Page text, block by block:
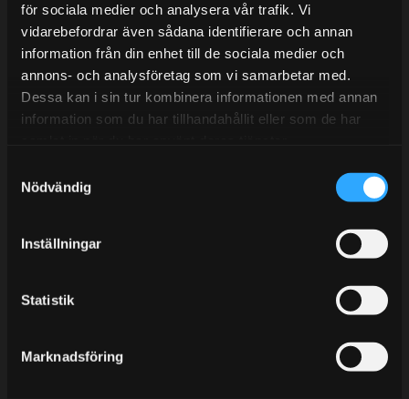
för sociala medier och analysera vår trafik. Vi
vidarebefordrar även sådana identifierare och annan
information från din enhet till de sociala medier och
annons- och analysföretag som vi samarbetar med.
Dessa kan i sin tur kombinera informationen med annan
information som du har tillhandahållit eller som de har
Nödvändig
Inställningar
Statistik
Marknadsföring
Tel: 031- 51 66 60
E-post:info@streetperformance.se
KONTAKTA OSS
MINA SIDOR